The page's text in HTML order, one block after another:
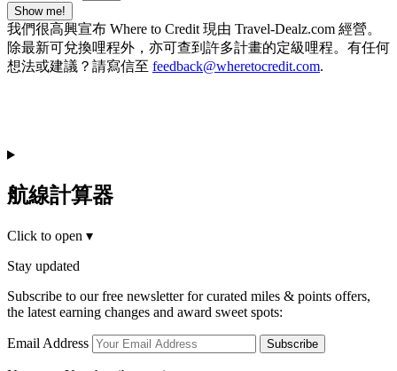
Show me!
我們很高興宣布 Where to Credit 現由 Travel-Dealz.com 經營。
除最新可兌換哩程外，亦可查到許多計畫的定級哩程。有任何
想法或建議？請寫信至 feedback@wheretocredit.com.
航線計算器
Click to open ▾
Stay updated
Subscribe to our free newsletter for curated miles & points offers,
the latest earning changes and award sweet spots:
Email Address Subscribe